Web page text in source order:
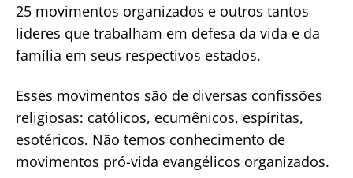
25 movimentos organizados e outros tantos
lideres que trabalham em defesa da vida e da
família em seus respectivos estados.
Esses movimentos são de diversas confissões
religiosas: católicos, ecumênicos, espíritas,
esotéricos. Não temos conhecimento de
movimentos pró-vida evangélicos organizados.